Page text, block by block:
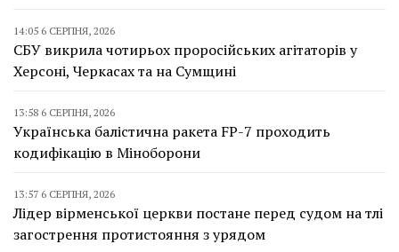
14:05 6 СЕРПНЯ, 2026
СБУ викрила чотирьох проросійських агітаторів у
Херсоні, Черкасах та на Сумщині
13:58 6 СЕРПНЯ, 2026
Українська балістична ракета FP-7 проходить
кодифікацію в Міноборони
13:57 6 СЕРПНЯ, 2026
Лідер вірменської церкви постане перед судом на тлі
загострення протистояння з урядом